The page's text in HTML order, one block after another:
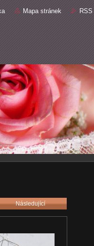
Mapa stránek RSS
Následující